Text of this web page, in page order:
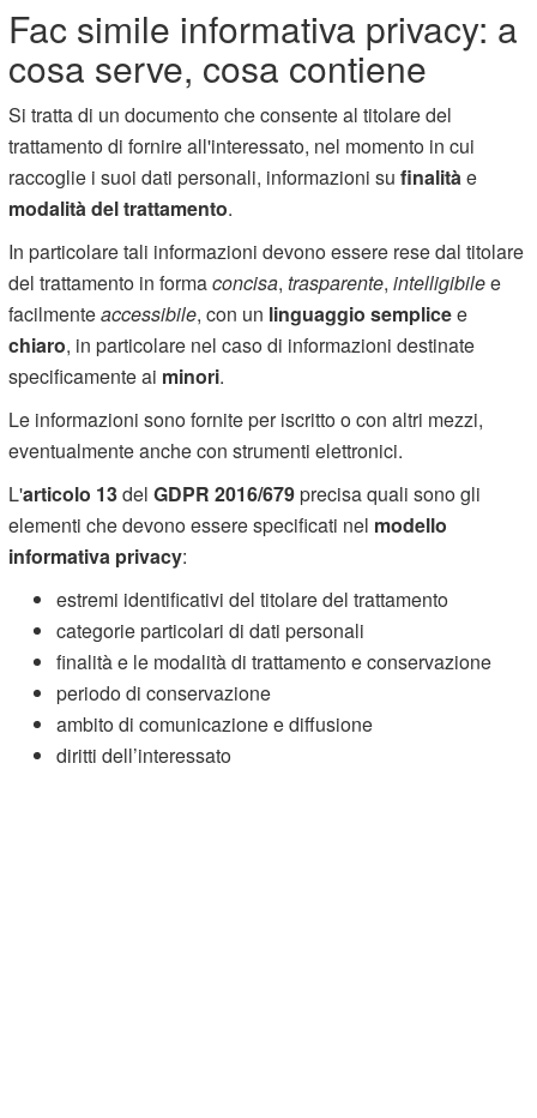
Fac simile informativa privacy: a
cosa serve, cosa contiene
Si tratta di un documento che consente al titolare del
trattamento di fornire all'interessato, nel momento in cui
raccoglie i suoi dati personali, informazioni sufinalità e
modalità del trattamento.
In particolare tali informazioni devono essere rese dal titolare
del trattamento in formaconcisa,trasparente,intelligibilee
facilmenteaccessibile, con un linguaggio semplicee
chiaro, in particolare nel caso di informazioni destinate
specificamente ai minori.
Le informazioni sono fornite per iscritto o con altri mezzi,
eventualmente anche con strumenti elettronici.
L'articolo 13delGDPR 2016/679precisa quali sono gli
elementi che devono essere specificati nel modello
informativa privacy:
estremi identificativi del titolare del trattamento
categorie particolari di dati personali
finalità e le modalità di trattamento e conservazione
periodo di conservazione
ambito di comunicazione e diffusione
diritti dell’interessato